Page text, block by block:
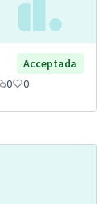
Acceptada
0 0